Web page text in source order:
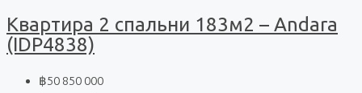
Квартира 2 спальни 183м2 – Andara
(IDP4838)
฿50 850 000